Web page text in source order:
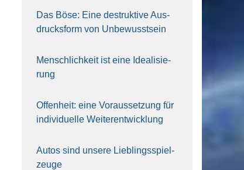
Das Böse: Eine destruk­ti­ve Aus­
drucks­form von Unbe­wusst­sein
Mensch­lich­keit ist eine Idea­li­sie­
rung
Offen­heit: eine Vor­aus­set­zung für
indi­vi­du­el­le Wei­ter­ent­wick­lung
Autos sind unse­re Lieb­lings­spiel­
zeu­ge